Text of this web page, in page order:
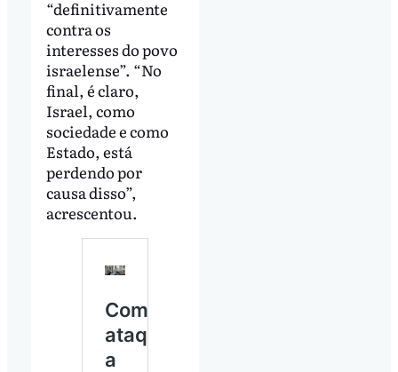
“definitivamente
contra os
interesses do povo
israelense”. “No
final, é claro,
Israel, como
sociedade e como
Estado, está
perdendo por
causa disso”,
acrescentou.